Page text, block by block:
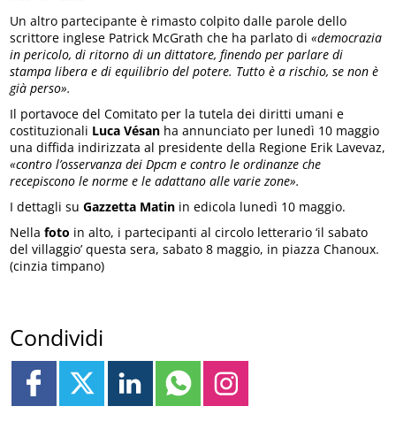
Un altro partecipante è rimasto colpito dalle parole dello
scrittore inglese Patrick McGrath che ha parlato di«democrazia
in pericolo, di ritorno di un dittatore, finendo per parlare di
stampa libera e di equilibrio del potere. Tutto è a rischio, se non è
già perso».
Il portavoce del Comitato per la tutela dei diritti umani e
costituzionali Luca Vésan ha annunciato per lunedì 10 maggio
una diffida indirizzata al presidente della Regione Erik Lavevaz,
«contro l’osservanza dei Dpcm e contro le ordinanze che
recepiscono le norme e le adattano alle varie zone».
I dettagli su Gazzetta Matin in edicola lunedì 10 maggio.
Nella foto in alto, i partecipanti al circolo letterario ‘il sabato
del villaggio’ questa sera, sabato 8 maggio, in piazza Chanoux.
(cinzia timpano)
Condividi